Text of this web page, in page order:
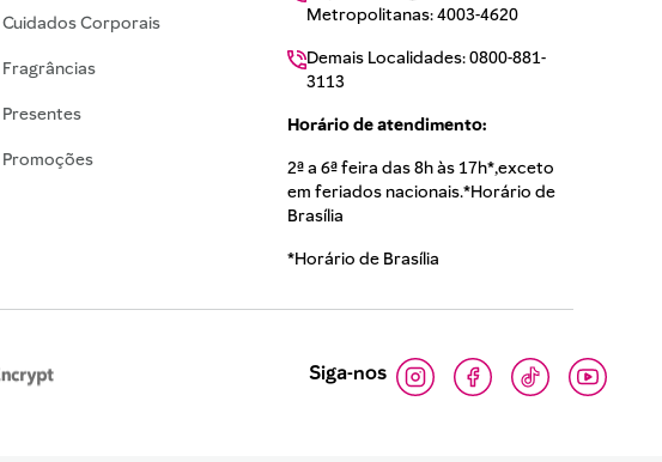
Cuidados Corporais
Fragrâncias
Presentes
Promoções
Metropolitanas: 4003-4620
Demais Localidades: 0800-881-
3113
Horário de atendimento:
2ª a 6ª feira das 8h às 17h*,exceto
em feriados nacionais.*Horário de
Brasília
*Horário de Brasília
Siga-nos